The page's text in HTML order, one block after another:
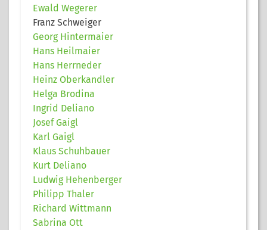
Ewald Wegerer
Franz Schweiger
Georg Hintermaier
Hans Heilmaier
Hans Herrneder
Heinz Oberkandler
Helga Brodina
Ingrid Deliano
Josef Gaigl
Karl Gaigl
Klaus Schuhbauer
Kurt Deliano
Ludwig Hehenberger
Philipp Thaler
Richard Wittmann
Sabrina Ott